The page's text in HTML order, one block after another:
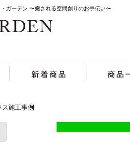
ガーデン 〜癒される空間創りのお手伝い〜
施工事例